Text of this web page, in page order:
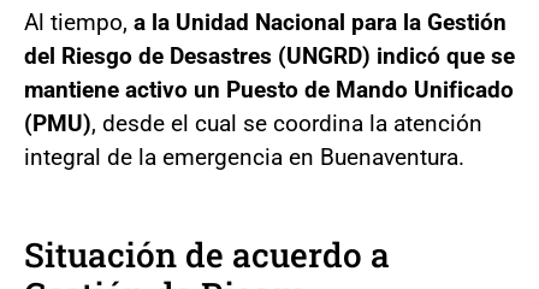
Al tiempo, a la Unidad Nacional para la Gestión
del Riesgo de Desastres (UNGRD) indicó que se
mantiene activo un Puesto de Mando Unificado
(PMU), desde el cual se coordina la atención
integral de la emergencia en Buenaventura.
Situación de acuerdo a